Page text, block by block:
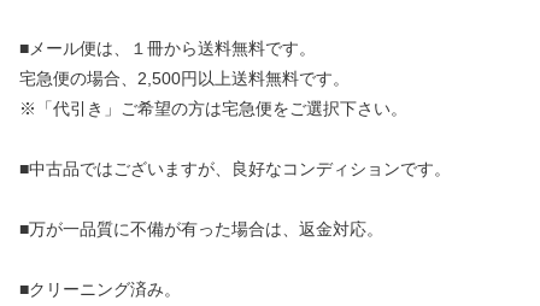
■メール便は、１冊から送料無料です。
宅急便の場合、2,500円以上送料無料です。
※「代引き」ご希望の方は宅急便をご選択下さい。
■中古品ではございますが、良好なコンディションです。
■万が一品質に不備が有った場合は、返金対応。
■クリーニング済み。